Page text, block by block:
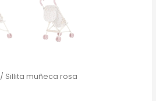
/ Sillita muñeca rosa